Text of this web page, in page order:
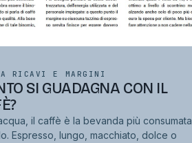
RICAVI E MARGINI
SI GUADAGNA CON IL
il caffè è la bevanda più consumata
Espresso, lungo, macchiato, dolce o